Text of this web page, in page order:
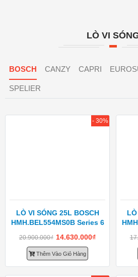
LÒ VI
BOSCH CANZY CAPRI
SPELIER
LÒ VI SÓNG 25L BOSCH
HMH.BEL554MS0B Series 6
20.900.000₫ 14.630.000₫
Thêm Vào Giỏ Hàng
- 30%